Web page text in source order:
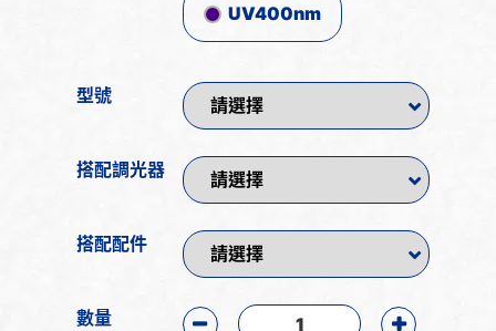
UV400nm
型號
搭配調光器
搭配配件
數量